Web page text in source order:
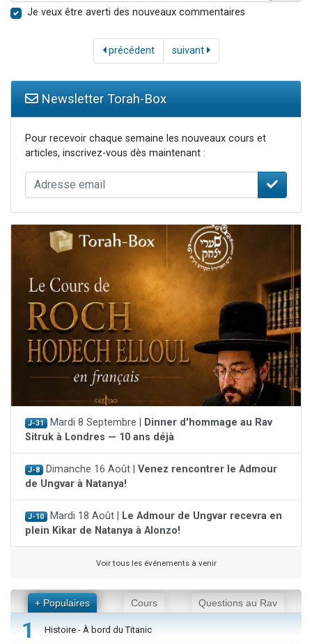
Je veux être averti des nouveaux commentaires
précédent suivant
Newsletter Torah-Box
Pour recevoir chaque semaine les nouveaux cours et
articles, inscrivez-vous dès maintenant :
J-31 Mardi 8 Septembre |
Dinner d'hommage au Rav
Sitruk à Londres — 10 ans déjà
J-8 Dimanche 16 Août | Venez rencontrer le Admour
de Ungvar à Natanya!
J-10 Mardi 18 Août |
Le Admour de Ungvar recevra en
plein Kikar de Natanya à Alonzo!
Voir tous les événements à venir
+ Populaires Cours Questions au Rav
1 Histoire - À bord du Titanic